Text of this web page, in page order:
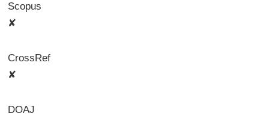
Scopus
✘
CrossRef
✘
DOAJ